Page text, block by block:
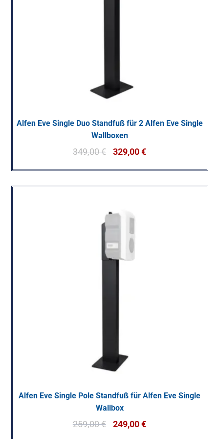
Alfen Eve Single Duo Standfuß für 2 Alfen Eve Single
Wallboxen
349,00€ 329,00€
Alfen Eve Single Pole Standfuß für Alfen Eve Single
Wallbox
259,00€ 249,00€